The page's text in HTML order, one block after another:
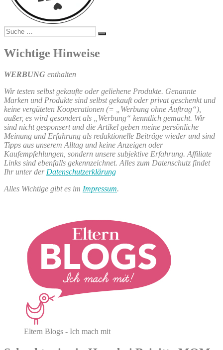
Suche
nach:
Suchen
Wichtige Hinweise
WERBUNG enthalten
Wir testen selbst gekaufte oder geliehene Produkte. Genannte
Marken und Produkte sind selbst gekauft oder privat geschenkt und
keine vergüteten Kooperationen (= „Werbung ohne Auftrag“),
außer, es wird gesondert als „Werbung“ kenntlich gemacht. Wir
sind nicht gesponsert und die Artikel geben meine persönliche
Meinung und Erfahrung als redaktionelle Beiträge wieder und sind
Tipps aus unserem Alltag und keine Anzeigen oder
Kaufempfehlungen, sondern unsere subjektive Erfahrung. Affiliate
Links sind ebenfalls gekennzeichnet. Alles zum Datenschutz findet
Ihr unter der Datenschutzerklärung
Alles Wichtige gibt es im Impressum.
Eltern Blogs - Ich mach mit